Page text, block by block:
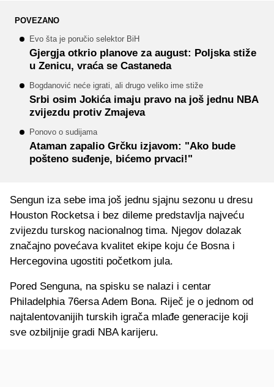
POVEZANO
Evo šta je poručio selektor BiH
Gjergja otkrio planove za august: Poljska stiže
u Zenicu, vraća se Castaneda
Bogdanović neće igrati, ali drugo veliko ime stiže
Srbi osim Jokića imaju pravo na još jednu NBA
zvijezdu protiv Zmajeva
Ponovo o sudijama
Ataman zapalio Grčku izjavom: "Ako bude
pošteno suđenje, bićemo prvaci!"
Sengun iza sebe ima još jednu sjajnu sezonu u dresu
Houston Rocketsa i bez dileme predstavlja najveću
zvijezdu turskog nacionalnog tima. Njegov dolazak
značajno povećava kvalitet ekipe koju će Bosna i
Hercegovina ugostiti početkom jula.
Pored Senguna, na spisku se nalazi i centar
Philadelphia 76ersa Adem Bona. Riječ je o jednom od
najtalentovanijih turskih igrača mlađe generacije koji
sve ozbiljnije gradi NBA karijeru.